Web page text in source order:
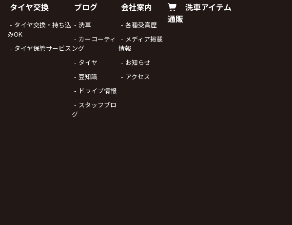
タイヤ交換
タイヤ交換・持ち込
みOK
タイヤ保管サービス
ブログ
洗車
カーコーティ
ング
タイヤ
豆知識
ドライブ情報
スタッフブロ
グ
会社案内
各種受賞歴
メディア掲載
情報
お知らせ
アクセス
洗車アイテム
通販